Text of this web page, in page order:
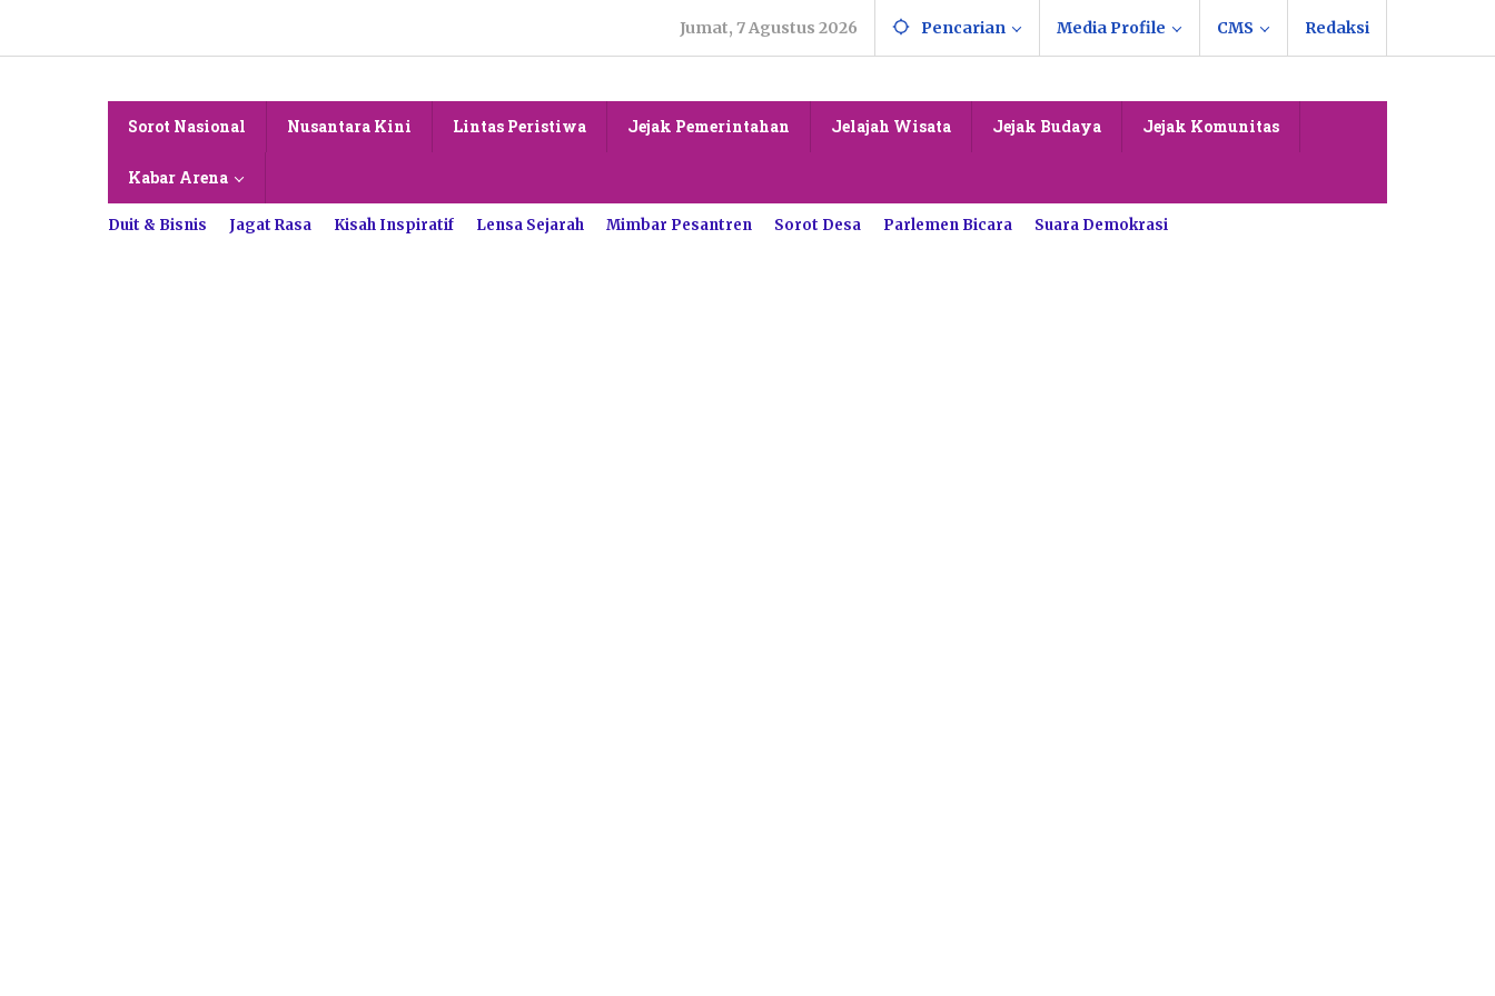
konten
Jumat, 7 Agustus 2026 Pencarian Media Profile CMS Redaksi
Sorot Nasional Nusantara Kini Lintas Peristiwa Jejak Pemerintahan Jelajah Wisata Jejak Budaya Jejak Komunitas
Kabar Arena
Duit & Bisnis Jagat Rasa Kisah Inspiratif Lensa Sejarah Mimbar Pesantren Sorot Desa Parlemen Bicara Suara Demokrasi